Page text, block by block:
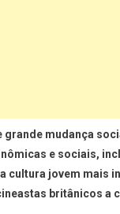
mudança
e sociais,
cultura jovem mais
britânicos a